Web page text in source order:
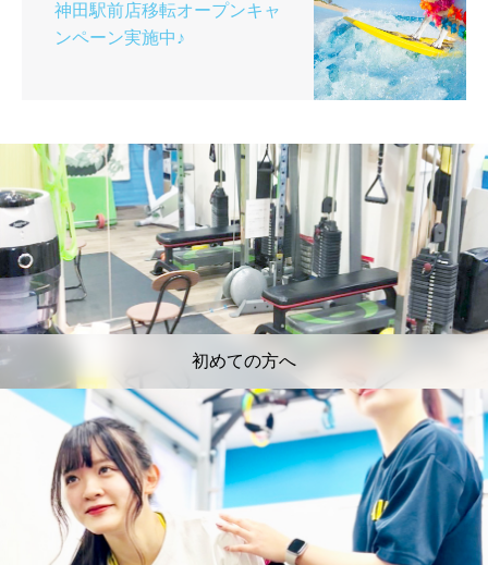
神田駅前店移転オープンキャ
ンペーン実施中♪
初めての方へ